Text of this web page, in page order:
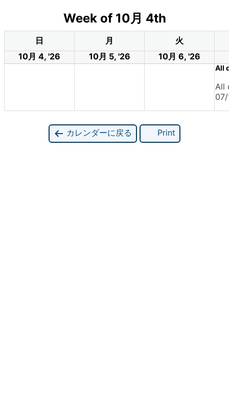
Week of 10月 4th
日 月
火
10月 4, '26
10月 5, '26 10月 6, '26
All
All
カレンダーに戻る Print